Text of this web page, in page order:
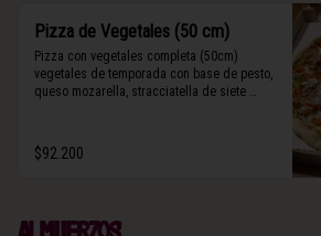
Pizza de Vegetales (50 cm)
Pizza con vegetales completa (50cm)
vegetales de temporada con base de pesto,
queso mozarella, stracciatella de siete
padano y albahaca fresca.
$92.200